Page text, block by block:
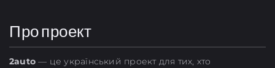
Про проект
2auto — це український проект для тих, хто